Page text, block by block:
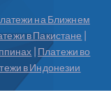
на Ближнем
в Пакистане |
| Платежи во
в Индонезии